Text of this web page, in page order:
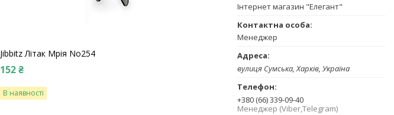
Jibbitz Літак Мрія No254
152 ₴
В наявності
Інтернет магазин "Елегант"
Менеджер
вулиця Сумська, Харків, Україна
+380 (66) 339-09-40
Менеджер (Viber,Telegram)